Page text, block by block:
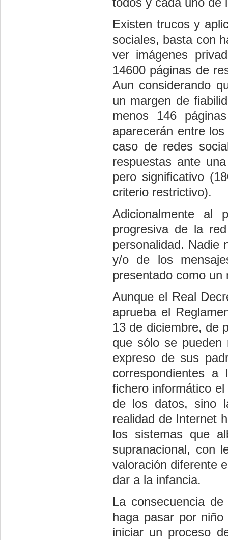
Existen trucos y
sociales, basta con
ver imágenes
14600 páginas de
Aun considerando
un margen de
menos 146
aparecerán entre
caso de redes
respuestas ante
pero significativo
criterio restrictivo).
Adicionalmente al
progresiva de la
personalidad. Nadie
y/o de los
presentado como un
Aunque el Real
aprueba el
13 de diciembre, de
que sólo se pueden
expreso de sus
correspondientes
fichero informático
de los datos, sino
realidad de Internet
los sistemas que
supranacional, con
valoración diferente
dar a la infancia.
La consecuencia
haga pasar por
iniciar un proceso